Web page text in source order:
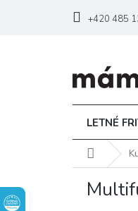
+420 485
LETNÉ
Domov